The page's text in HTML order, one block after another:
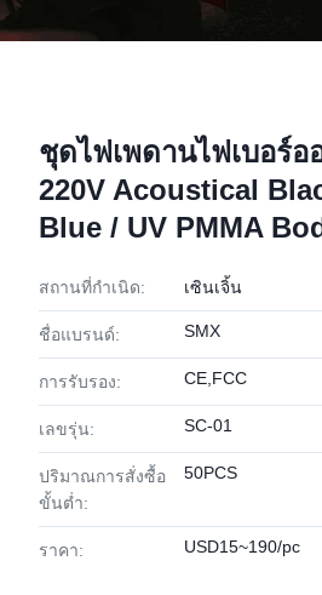
ชุดไฟเพดานไฟเบอร์อ
220V Acoustical
Blue / UV PMMA
สถานที่กำเนิด: เซินเจิ้น
ชื่อแบรนด์: SMX
การรับรอง: CE,FCC
เลขรุ่น: SC-01
ปริมาณการสั่งซื้อ
ขั้นต่ำ:
50PCS
ราคา: USD15~190/pc